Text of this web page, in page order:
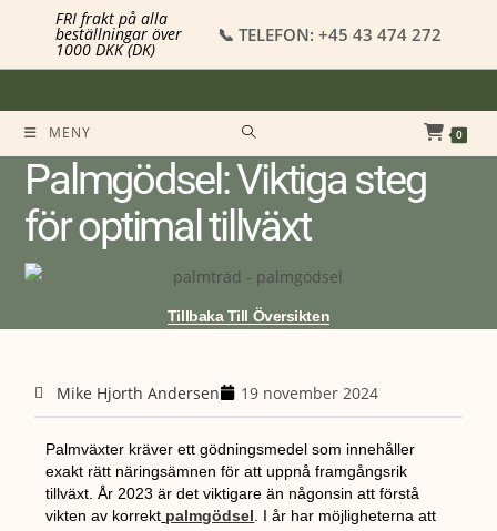
📞 TELEFON: +45 43 474 272
FRI frakt på alla
beställningar över
1000 DKK (DK)
0
MENY
Palmgödsel: Viktiga steg
för optimal tillväxt
Tillbaka Till Översikten
Mike Hjorth Andersen 19 november 2024
Palmväxter kräver ett gödningsmedel som innehåller
exakt rätt näringsämnen för att uppnå framgångsrik
tillväxt. År 2023 är det viktigare än någonsin att förstå
vikten av korrekt palmgödsel . I år har möjligheterna att